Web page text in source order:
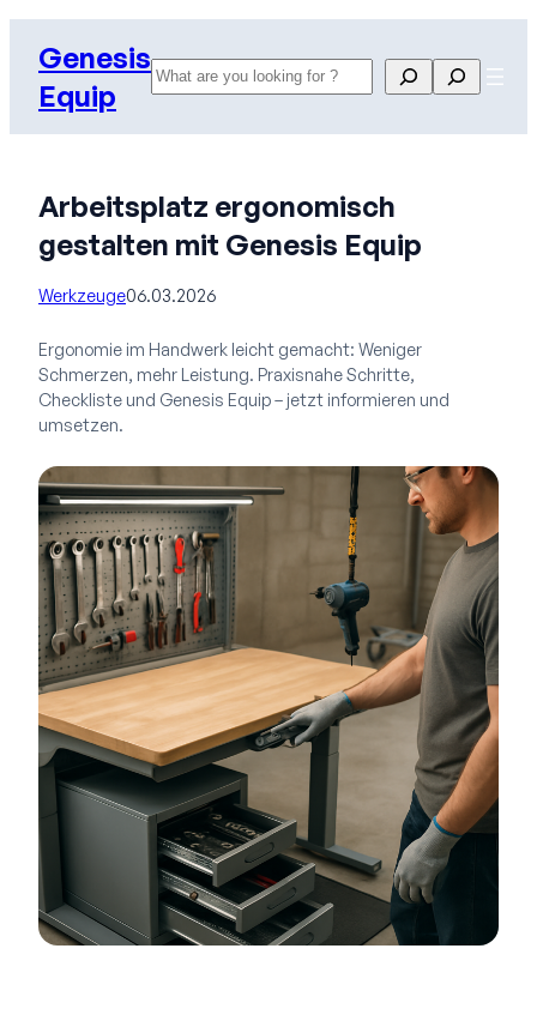
InhaltGenesis
Equip
Search Search
Arbeitsplatz ergonomisch
gestalten mit Genesis Equip
Werkzeuge06.03.2026
Ergonomie im Handwerk leicht gemacht: Weniger
Schmerzen, mehr Leistung. Praxisnahe Schritte,
Checkliste und Genesis Equip – jetzt informieren und
umsetzen.